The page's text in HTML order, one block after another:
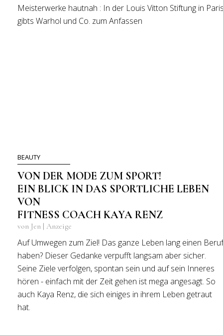
Meisterwerke hautnah : In der Louis Vitton Stiftung in
gibts Warhol und Co. zum Anfassen
BEAUTY
VON DER MODE ZUM SPORT!
EIN BLICK IN DAS SPORTLICHE LEBEN
VON
FITNESS COACH KAYA RENZ
von Jen | Anzeige
Auf Umwegen zum Ziel! Das ganze Leben lang einen Beruf
haben? Dieser Gedanke verpufft langsam aber sicher.
Seine Ziele verfolgen, spontan sein und auf sein Inneres
hören - einfach mit der Zeit gehen ist mega angesagt. So
auch Kaya Renz, die sich einiges in ihrem Leben getraut
hat.